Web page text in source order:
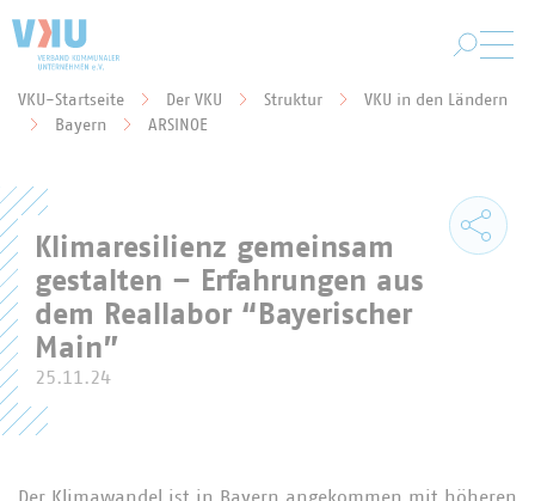
Sie befinden sich hier:
VKU-Startseite Der VKU Struktur
VKU in den Ländern
Bayern
ARSINOE
Klimaresilienz gemeinsam
gestalten – Erfahrungen aus
dem Reallabor “Bayerischer
Main”
25.11.24